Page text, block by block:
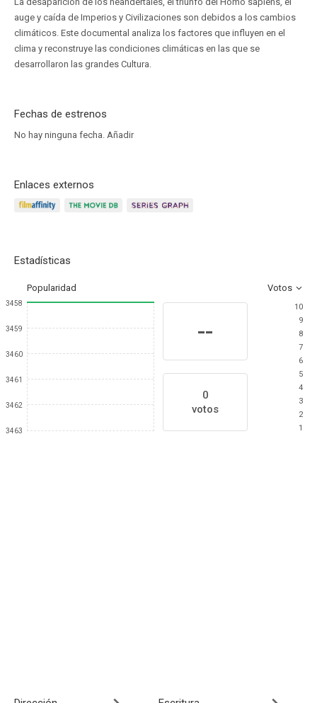
auge y caída de Imperios y Civilizaciones son debidos a los cambios
climáticos. Este documental analiza los factores que influyen en el
clima y reconstruye las condiciones climáticas en las que se
desarrollaron las grandes Cultura.
Fechas de estrenos
No hay ninguna fecha. Añadir
Enlaces externos
Estadísticas
Popularidad Votos
3458
3459
3460
3461
3462
3463
--
0
votos
10
9
8
7
6
5
4
3
2
1